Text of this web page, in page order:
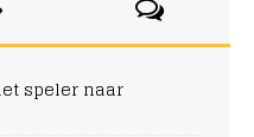
speler naar